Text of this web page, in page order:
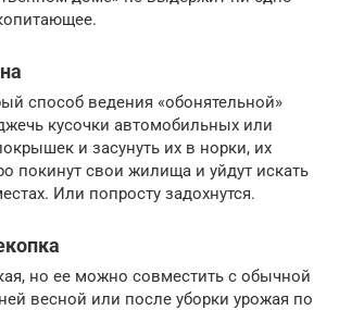
способ ведения «обонятельной»
кусочки автомобильных или
и засунуть их в норки, их
покинут свои жилища и уйдут искать
Или попросту задохнутся.
но ее можно совместить с обычной
весной или после уборки урожая по